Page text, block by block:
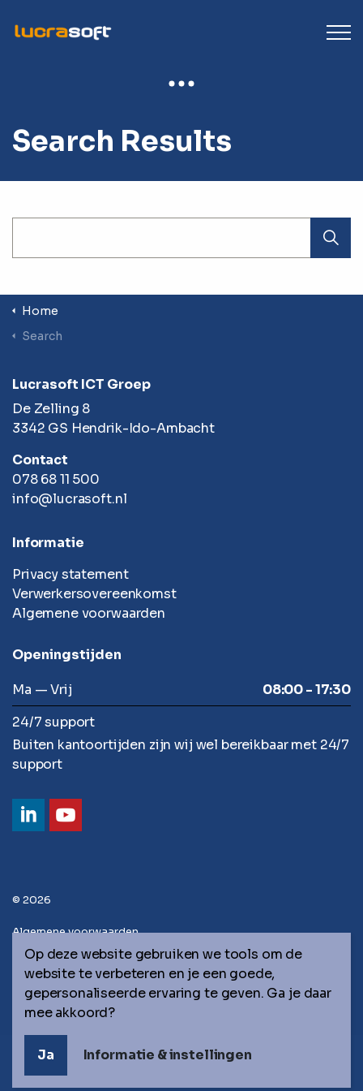
Search Results
Home
Search
Lucrasoft ICT Groep
De Zelling 8
3342 GS Hendrik-Ido-Ambacht
Contact
078 68 11 500
info@lucrasoft.nl
Informatie
Privacy statement
Verwerkersovereenkomst
Algemene voorwaarden
Openingstijden
Ma — Vrij
08:00 - 17:30
24/7 support
Buiten kantoortijden zijn wij wel bereikbaar met 24/7
support
© 2026
Algemene voorwaarden
Privacy statement
Sitemap
Op deze website gebruiken we tools om de
website te verbeteren en je een goede,
gepersonaliseerde ervaring te geven. Ga je daar
mee akkoord?
Ja Informatie & instellingen